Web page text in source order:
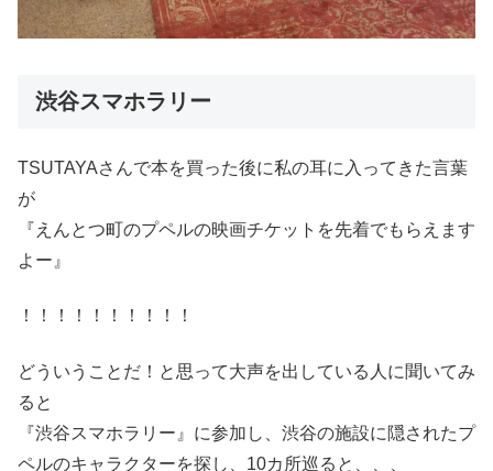
渋谷スマホラリー
TSUTAYAさんで本を買った後に私の耳に入ってきた言葉
が
『えんとつ町のプペルの映画チケットを先着でもらえます
よー』
！！！！！！！！！！
どういうことだ！と思って大声を出している人に聞いてみ
ると
『渋谷スマホラリー』に参加し、渋谷の施設に隠されたプ
ペルのキャラクターを探し、10カ所巡ると、、、